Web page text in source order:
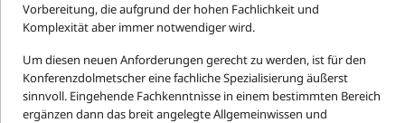
Vorbereitung, die aufgrund der hohen Fachlichkeit und
Komplexität aber immer notwendiger wird.
Um diesen neuen Anforderungen gerecht zu werden, ist für den
Konferenzdolmetscher eine fachliche Spezialisierung äußerst
sinnvoll. Eingehende Fachkenntnisse in einem bestimmten Bereich
ergänzen dann das breit angelegte Allgemeinwissen und